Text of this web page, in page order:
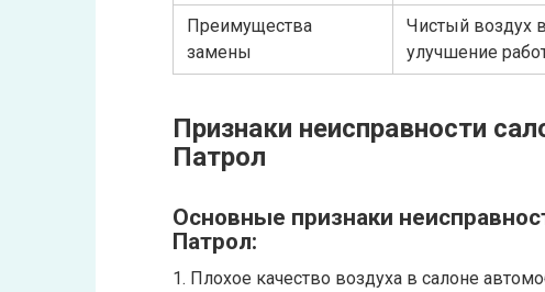
Преимущества
замены
Чистый воздух
улучшение
Признаки неисправности
Патрол
Основные признаки
Патрол:
1. Плохое качество воздуха в салоне